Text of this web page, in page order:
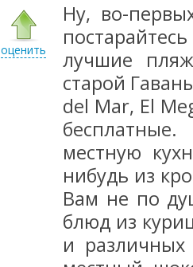
оценить
Ну, во-
лучшие
старой
del Mar, El
местную
нибудь из
Вам не по
блюд из
и различных